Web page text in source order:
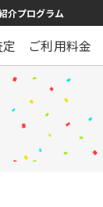
介プログラム
ご利用料金